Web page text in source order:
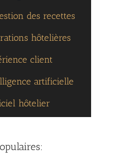
des recettes
hôtelières
client
artificielle
hôtelier